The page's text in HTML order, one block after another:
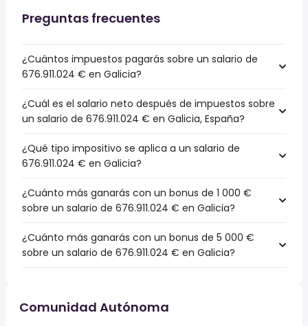
Preguntas frecuentes
¿Cuántos impuestos pagarás sobre un salario de
676.911.024 € en Galicia?
¿Cuál es el salario neto después de impuestos sobre
un salario de 676.911.024 € en Galicia, España?
¿Qué tipo impositivo se aplica a un salario de
676.911.024 € en Galicia?
¿Cuánto más ganarás con un bonus de 1 000 €
sobre un salario de 676.911.024 € en Galicia?
¿Cuánto más ganarás con un bonus de 5 000 €
sobre un salario de 676.911.024 € en Galicia?
Comunidad Autónoma